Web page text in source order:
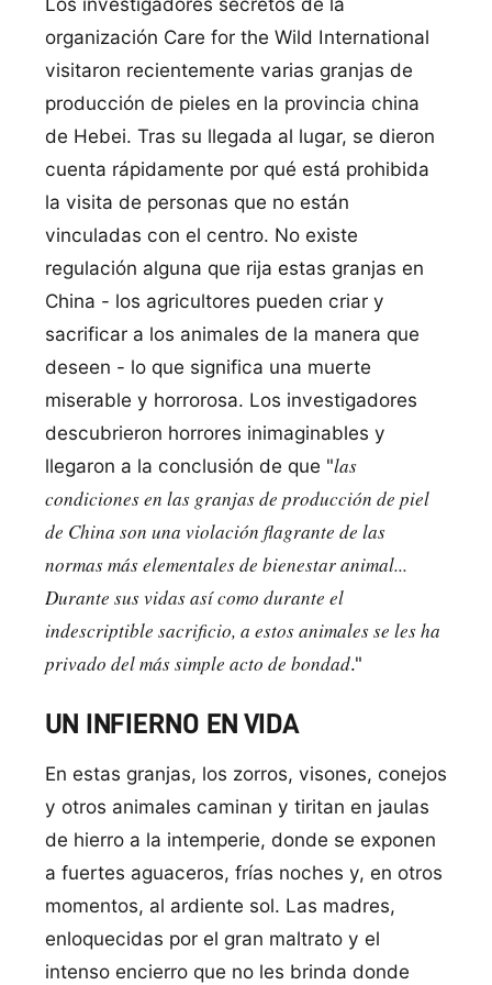
organización Care for the Wild International
visitaron recientemente varias granjas de
producción de pieles en la provincia china
de Hebei. Tras su llegada al lugar, se dieron
cuenta rápidamente por qué está prohibida
la visita de personas que no están
vinculadas con el centro. No existe
regulación alguna que rija estas granjas en
China - los agricultores pueden criar y
sacrificar a los animales de la manera que
deseen - lo que significa una muerte
miserable y horrorosa. Los investigadores
descubrieron horrores inimaginables y
llegaron a la conclusión de que "las
condiciones en las granjas de producción de piel
de China son una violación flagrante de las
normas más elementales de bienestar animal...
Durante sus vidas así­ como durante el
indescriptible sacrificio, a estos animales se les ha
privado del más simple acto de bondad."
UN INFIERNO EN VIDA
En estas granjas, los zorros, visones, conejos
y otros animales caminan y tiritan en jaulas
de hierro a la intemperie, donde se exponen
a fuertes aguaceros, frí­as noches y, en otros
momentos, al ardiente sol. Las madres,
enloquecidas por el gran maltrato y el
intenso encierro que no les brinda donde